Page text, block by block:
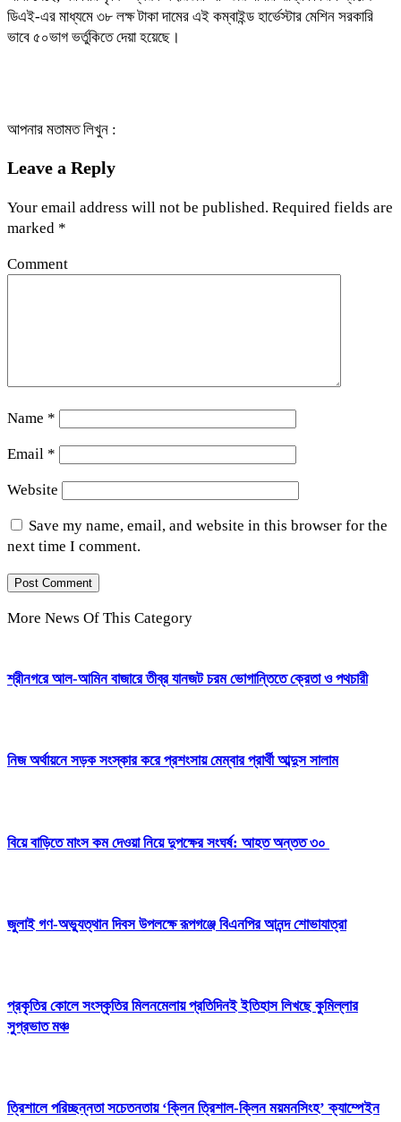
ডিএই-এর মাধ্যমে ৩৮ লক্ষ টাকা দামের এই কম্বাইন্ড হার্ভেস্টার মেশিন সরকারি
ভাবে ৫০ভাগ ভর্তুকিতে দেয়া হয়েছে।
আপনার মতামত লিখুন :
Leave a Reply
Your email address will not be published. Required fields are
marked *
Comment
Name *
Email *
Website
Save my name, email, and website in this browser for the
next time I comment.
More News Of This Category
শ্রীনগরে আল-আমিন বাজারে তীব্র যানজট চরম ভোগান্তিতে ক্রেতা ও পথচারী
নিজ অর্থায়নে সড়ক সংস্কার করে প্রশংসায় মেম্বার প্রার্থী আব্দুস সালাম
বিয়ে বাড়িতে মাংস কম দেওয়া নিয়ে দুপক্ষের সংঘর্ষ: আহত অন্তত ৩০ ​
জুলাই গণ-অভ্যুত্থান দিবস উপলক্ষে রূপগঞ্জে বিএনপির আনন্দ শোভাযাত্রা
প্রকৃতির কোলে সংস্কৃতির মিলনমেলায় প্রতিদিনই ইতিহাস লিখছে কুমিল্লার
সুপ্রভাত মঞ্চ
ত্রিশালে পরিচ্ছন্নতা সচেতনতায় ‘ক্লিন ত্রিশাল-ক্লিন ময়মনসিংহ’ ক্যাম্পেইন